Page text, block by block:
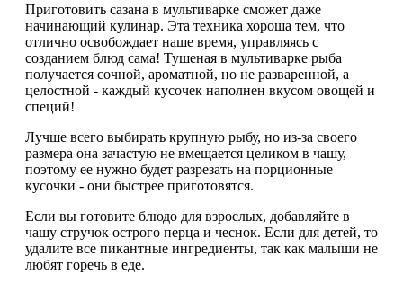
Приготовить сазана в мультиварке сможет даже
начинающий кулинар. Эта техника хороша тем, что
отлично освобождает наше время, управляясь с
созданием блюд сама! Тушеная в мультиварке рыба
получается сочной, ароматной, но не разваренной, а
целостной - каждый кусочек наполнен вкусом овощей и
специй!
Лучше всего выбирать крупную рыбу, но из-за своего
размера она зачастую не вмещается целиком в чашу,
поэтому ее нужно будет разрезать на порционные
кусочки - они быстрее приготовятся.
Если вы готовите блюдо для взрослых, добавляйте в
чашу стручок острого перца и чеснок. Если для детей, то
удалите все пикантные ингредиенты, так как малыши не
любят горечь в еде.